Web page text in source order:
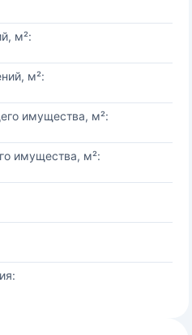
м²:
м²:
имущества, м²:
имущества, м²: